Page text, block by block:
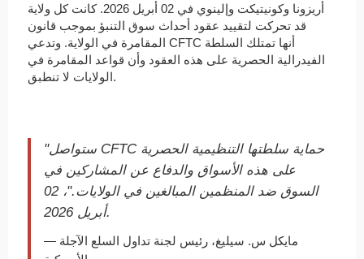
أريزونا وكونيتيكت وإلينوي في 02 أبريل 2026. كانت كل ولاية
قد تحركت لتقييد عقود أحداث سوق التنبؤ بموجب قانون
المقامرة في الولاية. وتدعي CFTC أنها تمتلك السلطة
الفيدرالية الحصرية على هذه العقود وأن قواعد المقامرة في
الولايات لا تنطبق.
"ستواصل CFTC حماية سلطتها التنظيمية الحصرية
على هذه الأسواق والدفاع عن المشاركين في
السوق ضد المنظمين المبالغين في الولايات."، 02
أبريل 2026.
— مايكل س. سيليغ، رئيس لجنة تداول السلع الآجلة